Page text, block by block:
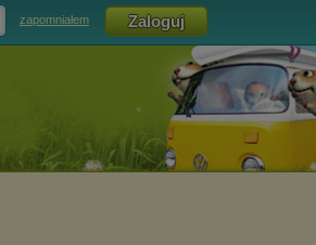
zapomniałem